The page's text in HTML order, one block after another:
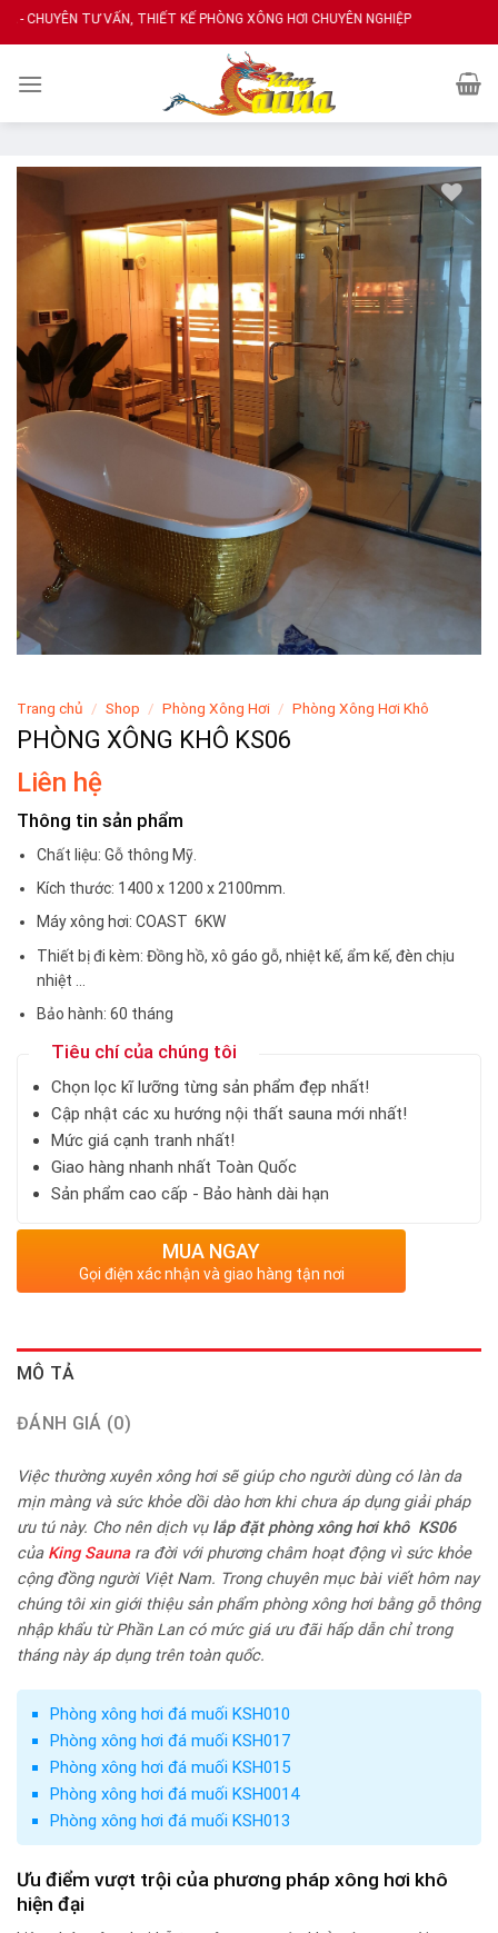
Skip
to
TƯ VẤN, THIẾT KẾ PHÒNG XÔNG HƠI CHUYÊN NGHIỆP
Add
to
wishlist
Trang chủ / Shop / Phòng Xông Hơi / Phòng Xông Hơi Khô
PHÒNG XÔNG KHÔ KS06
Liên hệ
Thông tin sản phẩm
Chất liệu: Gỗ thông Mỹ.
Kích thước: 1400 x 1200 x 2100mm.
Máy xông hơi: COAST 6KW
Thiết bị đi kèm: Đồng hồ, xô gáo gỗ, nhiệt kế, ẩm kế, đèn chịu
nhiệt …
Bảo hành: 60 tháng
Tiêu chí của chúng tôi
Chọn lọc kĩ lưỡng từng sản phẩm đẹp nhất!
Cập nhật các xu hướng nội thất sauna mới nhất!
Mức giá cạnh tranh nhất!
Giao hàng nhanh nhất Toàn Quốc
Sản phẩm cao cấp - Bảo hành dài hạn
MUA NGAY
Gọi điện xác nhận và giao hàng tận nơi
MÔ TẢ
ĐÁNH GIÁ (0)
Việc thường xuyên xông hơi sẽ giúp cho người dùng có làn da
mịn màng và sức khỏe dồi dào hơn khi chưa áp dụng giải pháp
ưu tú này. Cho nên dịch vụ lắp đặtphòng xông hơi khô KS06
của King Saunara đời với phương châm hoạt động vì sức khỏe
cộng đồng người Việt Nam. Trong chuyên mục bài viết hôm nay
chúng tôi xin giới thiệu sản phẩm phòng xông hơi bằng gỗ thông
nhập khẩu từ Phần Lan có mức giá ưu đãi hấp dẫn chỉ trong
tháng này áp dụng trên toàn quốc.
Phòng xông hơi đá muối KSH010
Phòng xông hơi đá muối KSH017
Phòng xông hơi đá muối KSH015
Phòng xông hơi đá muối KSH0014
Phòng xông hơi đá muối KSH013
Ưu điểm vượt trội của phương pháp xông hơi khô
hiện đại